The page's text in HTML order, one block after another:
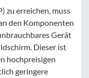
zu erreichen, muss
den Komponenten
Gerät
Dieser ist
hochpreisigen
geringere